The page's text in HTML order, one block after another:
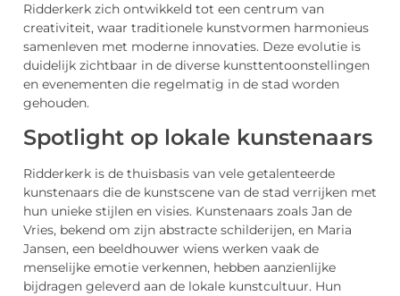
Ridderkerk zich ontwikkeld tot een centrum van
creativiteit, waar traditionele kunstvormen harmonieus
samenleven met moderne innovaties. Deze evolutie is
duidelijk zichtbaar in de diverse kunsttentoonstellingen
en evenementen die regelmatig in de stad worden
gehouden.
Spotlight op lokale kunstenaars
Ridderkerk is de thuisbasis van vele getalenteerde
kunstenaars die de kunstscene van de stad verrijken met
hun unieke stijlen en visies. Kunstenaars zoals Jan de
Vries, bekend om zijn abstracte schilderijen, en Maria
Jansen, een beeldhouwer wiens werken vaak de
menselijke emotie verkennen, hebben aanzienlijke
bijdragen geleverd aan de lokale kunstcultuur. Hun